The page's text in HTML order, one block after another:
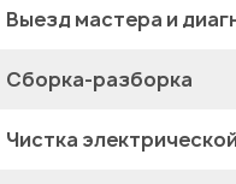
Выезд мастера и
Сборка-разборка
Чистка